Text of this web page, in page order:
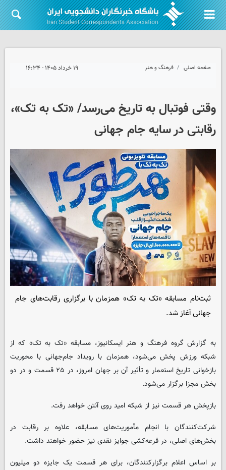
صفحه اصلی فرهنگ و هنر ۱۹ خرداد ۱۴۰۵ - ۱۶:۳۴
وقتی فوتبال به تاریخ می‌رسد/ «تک به تک»،
رقابتی در سایه جام جهانی
ثبت‌نام مسابقه «تک به تک» همزمان با برگزاری رقابت‌های جام
جهانی آغاز شد.
به گزارش گروه فرهنگ و هنر ایسکانیوز، مسابقه «تک به تک» که از
شبکه ورزش پخش می‌شود، همزمان با رویداد جام‌جهانی با محوریت
بازخوانی تاریخ استعمار و تأثیر آن بر جهان امروز، در ۲۵ قسمت و در دو
بخش مجزا برگزار می‌شود.
بازپخش هر قسمت نیز از شبکه امید روی آنتن خواهد رفت.
شرکت‌کنندگان با انجام مأموریت‌های مسابقه، علاوه بر رقابت در
بخش‌های اصلی، در قرعه‌کشی جوایز نقدی نیز حضور خواهند داشت.
بر اساس اعلام برگزارکنندگان، برای هر قسمت یک جایزه دو میلیون